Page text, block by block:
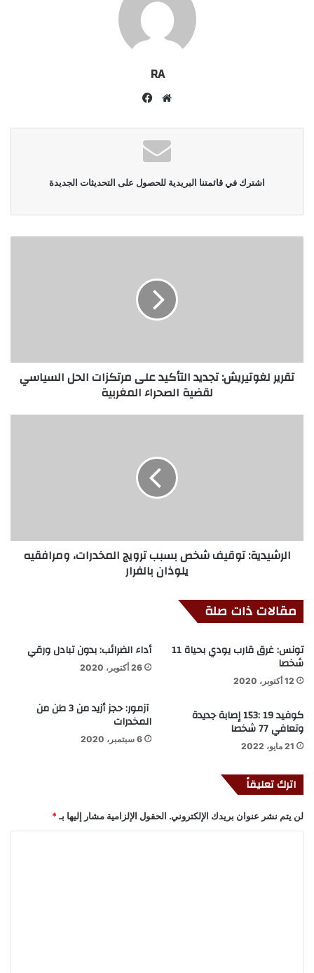
RA
موقع
اشترك في قائمتنا البريدية للحصول على التحديثات الجديدة
تقرير لغوتيريش: تجديد التأكيد على مرتكزات الحل السياسي
لقضية الصحراء المغربية
الرشيدية: توقيف شخص بسبب ترويج المخدرات، ومرافقيه
يلوذان بالفرار
مقالات ذات صلة
تونس: غرق قارب يودي بحياة 11
شخصا
12 أكتوبر، 2020
أداء الضرائب: بدون تبادل ورقي
26 أكتوبر، 2020
كوفيد 19 :153 إصابة جديدة
وتعافي 77 شخصا
21 مايو، 2022
آزمور: حجز أزيد من 3 طن من
المخدرات
6 سبتمبر، 2020
اترك تعليقاً
لن يتم نشر عنوان بريدك الإلكتروني. الحقول الإلزامية مشار إليها بـ *